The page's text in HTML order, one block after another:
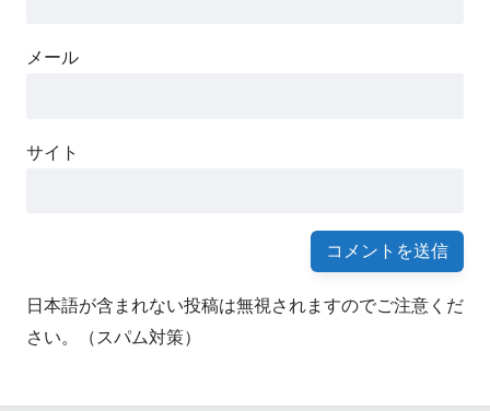
メール
サイト
日本語が含まれない投稿は無視されますのでご注意くだ
さい。（スパム対策）